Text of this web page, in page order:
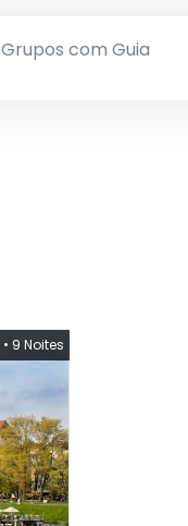
Grupos com Guia
• 9 Noites